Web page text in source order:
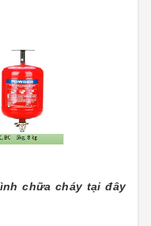
chữa cháy tại đây